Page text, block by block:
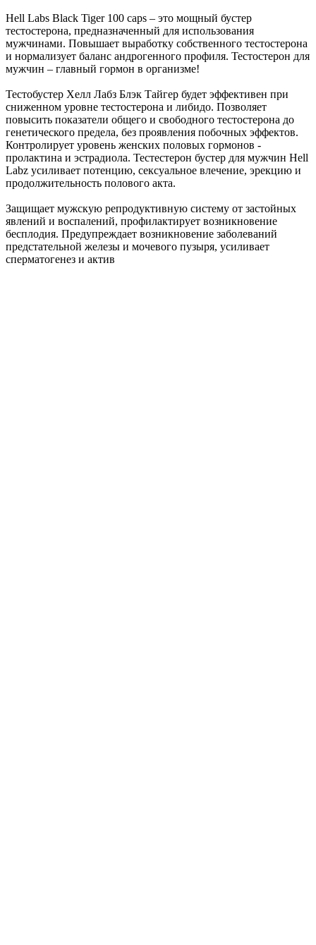
Hell Labs Black Tiger 100 caps – это мощный бустер
тестостерона, предназначенный для использования
мужчинами. Повышает выработку собственного тестостерона
и нормализует баланс андрогенного профиля. Тестостерон для
мужчин – главный гормон в организме!
Тестобустер Хелл Лабз Блэк Тайгер будет эффективен при
сниженном уровне тестостерона и либидо. Позволяет
повысить показатели общего и свободного тестостерона до
генетического предела, без проявления побочных эффектов.
Контролирует уровень женских половых гормонов -
пролактина и эстрадиола. Тестестерон бустер для мужчин Hell
Labz усиливает потенцию, сексуальное влечение, эрекцию и
продолжительность полового акта.
Защищает мужскую репродуктивную систему от застойных
явлений и воспалений, профилактирует возникновение
бесплодия. Предупреждает возникновение заболеваний
предстательной железы и мочевого пузыря, усиливает
сперматогенез и актив